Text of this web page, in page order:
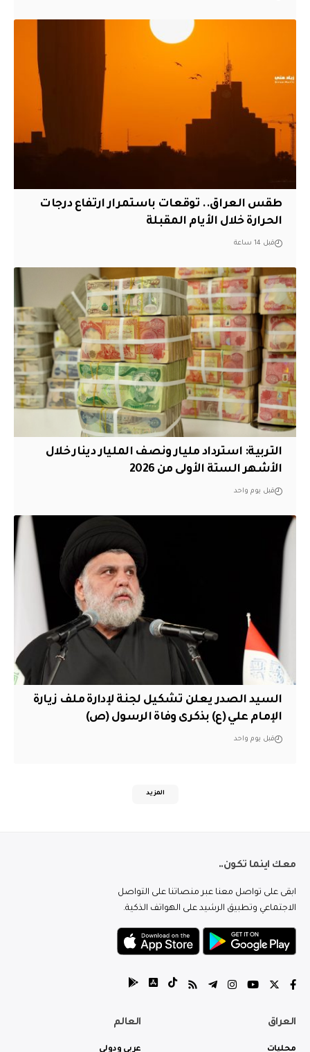
طقس العراق.. توقعات باستمرار ارتفاع درجات
الحرارة خلال الأيام المقبلة
قبل 14 ساعة
التربية: استرداد مليار ونصف المليار دينار خلال
الأشهر الستة الأولى من 2026
قبل يوم واحد
السيد الصدر يعلن تشكيل لجنة لإدارة ملف زيارة
الإمام علي (ع) بذكرى وفاة الرسول (ص)
قبل يوم واحد
المزيد
معك اينما تكون..
ابقى على تواصل معنا عبر منصاتنا على التواصل
الاجتماعي وتطبيق الرشيد على الهواتف الذكية.
العراق
محليات
العالم
عربي ودولي